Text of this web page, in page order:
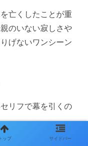
亡くしたことが重
のいない寂しさや
げないワンシーン
リフで幕を引くの
トップ サイドバー